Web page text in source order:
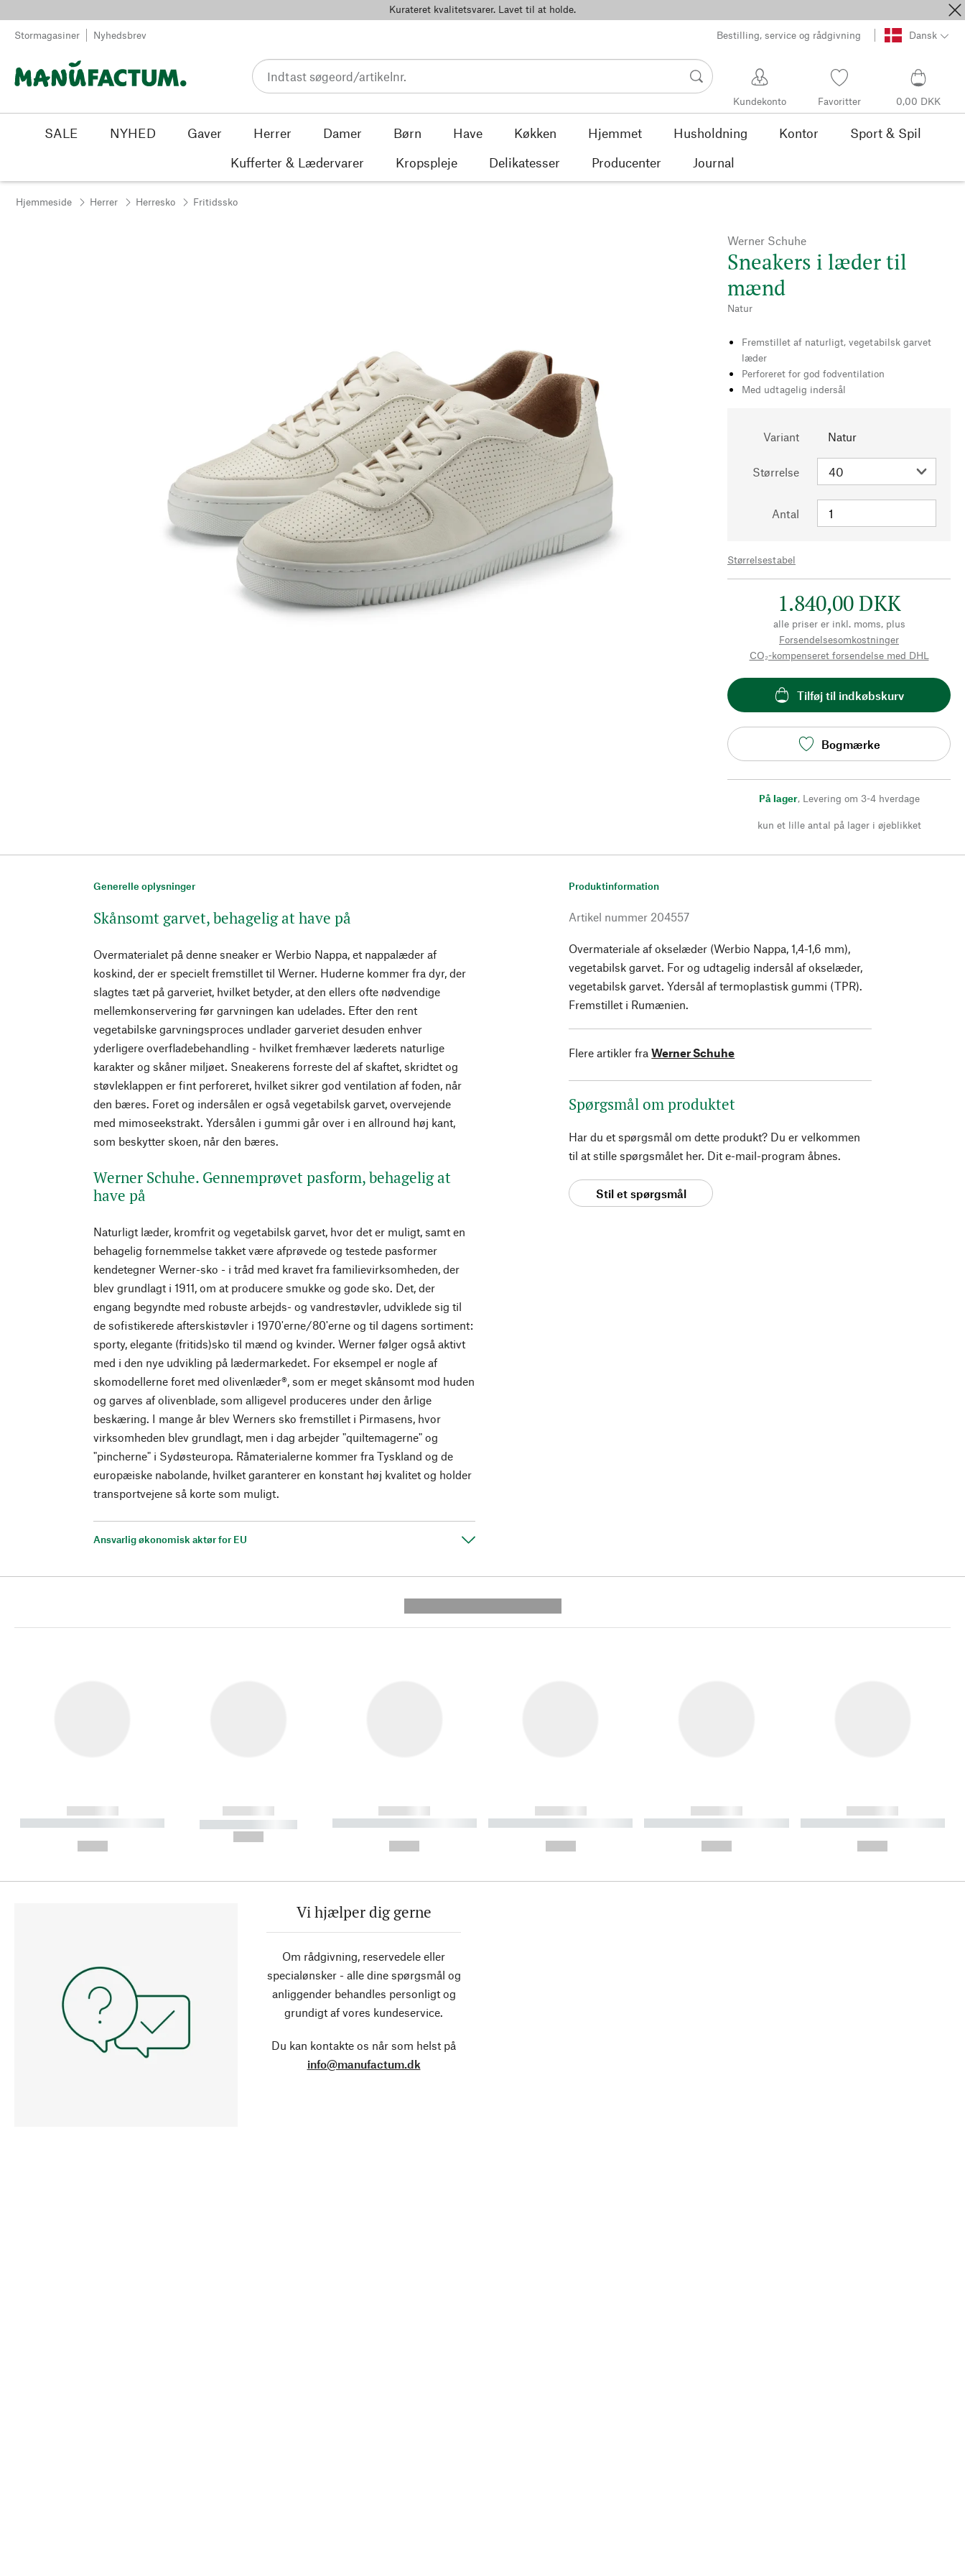
Kurateret kvalitetsvarer. Lavet til at holde.
Stormagasiner Nyhedsbrev Bestilling, service og rådgivning Dansk
Kundekonto Favoritter 0,00 DKK
SALE NYHED Gaver Herrer Damer Børn Have Køkken Hjemmet Husholdning Kontor
Sport & Spil
Kufferter & Lædervarer
Kropspleje Delikatesser Producenter Journal
Hjemmeside Herrer Herresko Fritidssko
Werner Schuhe
Sneakers i læder til
mænd
Natur
Fremstillet af naturligt, vegetabilsk garvet
læder
Perforeret for god fodventilation
Med udtagelig indersål
Variant Natur
Størrelse
Antal
Størrelsestabel
1.840,00 DKK
alle priser er inkl. moms, plus
Forsendelsesomkostninger
CO₂-kompenseret forsendelse med DHL
Tilføj til indkøbskurv
Bogmærke
På lager, Levering om 3-4 hverdage
kun et lille antal på lager i øjeblikket
Generelle oplysninger
Skånsomt garvet, behagelig at have på
Overmaterialet på denne sneaker er Werbio Nappa, et nappalæder af
koskind, der er specielt fremstillet til Werner. Huderne kommer fra dyr, der
slagtes tæt på garveriet, hvilket betyder, at den ellers ofte nødvendige
mellemkonservering før garvningen kan udelades. Efter den rent
vegetabilske garvningsproces undlader garveriet desuden enhver
yderligere overfladebehandling - hvilket fremhæver læderets naturlige
karakter og skåner miljøet. Sneakerens forreste del af skaftet, skridtet og
støvleklappen er fint perforeret, hvilket sikrer god ventilation af foden, når
den bæres. Foret og indersålen er også vegetabilsk garvet, overvejende
med mimoseekstrakt. Ydersålen i gummi går over i en allround høj kant,
som beskytter skoen, når den bæres.
Werner Schuhe. Gennemprøvet pasform, behagelig at
have på
Naturligt læder, kromfrit og vegetabilsk garvet, hvor det er muligt, samt en
behagelig fornemmelse takket være afprøvede og testede pasformer
kendetegner Werner-sko - i tråd med kravet fra familievirksomheden, der
blev grundlagt i 1911, om at producere smukke og gode sko. Det, der
engang begyndte med robuste arbejds- og vandrestøvler, udviklede sig til
de sofistikerede afterskistøvler i 1970'erne/80'erne og til dagens sortiment:
sporty, elegante (fritids)sko til mænd og kvinder. Werner følger også aktivt
med i den nye udvikling på lædermarkedet. For eksempel er nogle af
skomodellerne foret med olivenlæder®, som er meget skånsomt mod huden
og garves af olivenblade, som alligevel produceres under den årlige
beskæring. I mange år blev Werners sko fremstillet i Pirmasens, hvor
virksomheden blev grundlagt, men i dag arbejder "quiltemagerne" og
"pincherne" i Sydøsteuropa. Råmaterialerne kommer fra Tyskland og de
europæiske nabolande, hvilket garanterer en konstant høj kvalitet og holder
transportvejene så korte som muligt.
Ansvarlig økonomisk aktør for EU
Produktinformation
Artikel nummer 204557
Overmateriale af okselæder (Werbio Nappa, 1,4-1,6 mm),
vegetabilsk garvet. For og udtagelig indersål af okselæder,
vegetabilsk garvet. Ydersål af termoplastisk gummi (TPR).
Fremstillet i Rumænien.
Flere artikler fra Werner Schuhe
Spørgsmål om produktet
Har du et spørgsmål om dette produkt? Du er velkommen
til at stille spørgsmålet her. Dit e-mail-program åbnes.
Stil et spørgsmål
------------
----------- ----------- ----------
------------
----------- -----------
------------
----------- ----------- ----------
------------
----------- ----------- ----------
------------
----------- ----------- ----------
------------
----------- ----------- ----------
Vi hjælper dig gerne
Om rådgivning, reservedele eller
specialønsker - alle dine spørgsmål og
anliggender behandles personligt og
grundigt af vores kundeservice.
Du kan kontakte os når som helst på
info@manufactum.dk